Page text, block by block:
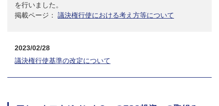
を行いました。
掲載ページ： 議決権行使における考え方等について
2023/02/28
議決権行使基準の改定について